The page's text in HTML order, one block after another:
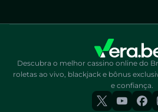
Descubra o melhor cassino online do
roletas ao vivo, blackjack e bônus
e confiança.